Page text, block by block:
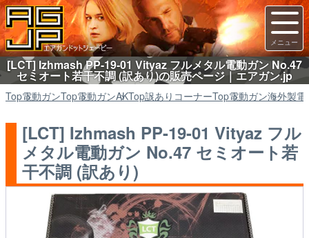
[LCT] Izhmash PP-19-01 Vityaz フルメタル電動ガン No.47
セミオート若干不調 (訳あり)の販売ページ｜エアガン.jp
Top電動ガンTop電動ガンAKTop訳ありコーナーTop電動ガン海外製
[LCT] Izhmash PP-19-01 Vityaz フル
メタル電動ガン No.47 セミオート若
干不調 (訳あり)